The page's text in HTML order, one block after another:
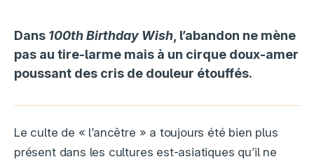
Dans 100th Birthday Wish, l’abandon ne mène
pas au tire-larme mais à un cirque doux-amer
poussant des cris de douleur étouffés.
Le culte de « l’ancêtre » a toujours été bien plus
présent dans les cultures est-asiatiques qu’il ne